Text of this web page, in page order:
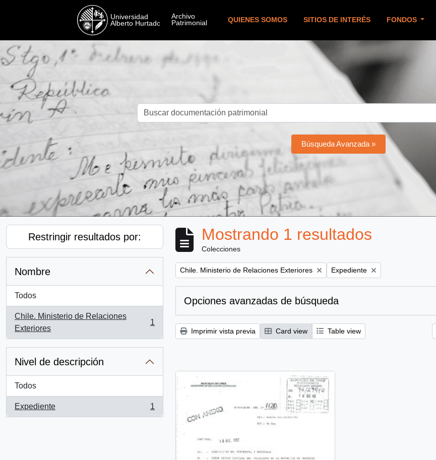
QUIENES SOMOS SITIOS DE INTERÉS FONDOS
Búsqueda Avanzada »
Restringir resultados por:
Nombre
Todos
Chile. Ministerio de Relaciones
Exteriores
, 1 resultados
1
Nivel de descripción
Todos
Expediente
, 1 resultados
1
Mostrando 1 resultados
Colecciones
Remove filter:
Chile. Ministerio de Relaciones Exteriores Remove filter:
Expediente
Opciones avanzadas de búsqueda
Imprimir vista previa Card view Table view